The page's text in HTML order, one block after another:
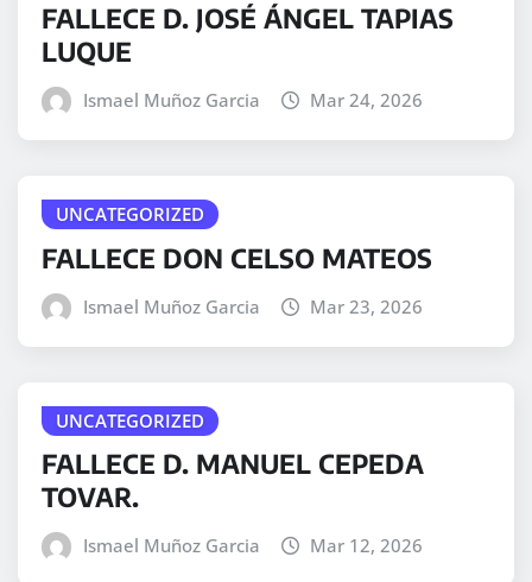
FALLECE D. JOSÉ ÁNGEL TAPIAS
LUQUE
Ismael Muñoz Garcia Mar 24, 2026
UNCATEGORIZED
FALLECE DON CELSO MATEOS
Ismael Muñoz Garcia Mar 23, 2026
UNCATEGORIZED
FALLECE D. MANUEL CEPEDA
TOVAR.
Ismael Muñoz Garcia Mar 12, 2026